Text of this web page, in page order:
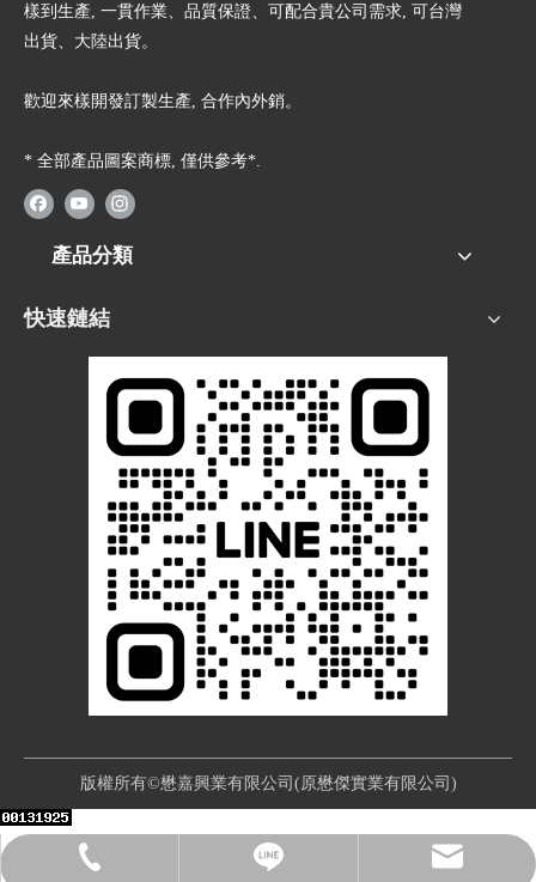
樣到生產, 一貫作業、品質保證、可配合貴公司需求, 可台灣
出貨、大陸出貨。
歡迎來樣開發訂製生產, 合作內外銷。
* 全部產品圖案商標, 僅供參考*.
Call Us
Line
Email
產品分類
快速鏈結
版權所有©懋嘉興業有限公司(原懋傑實業有限公司)